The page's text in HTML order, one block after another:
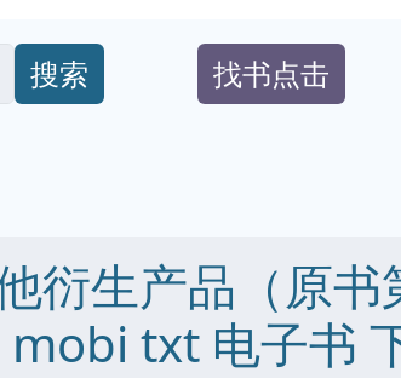
搜索 找书点击
衍生产品（原书
txt 电子书